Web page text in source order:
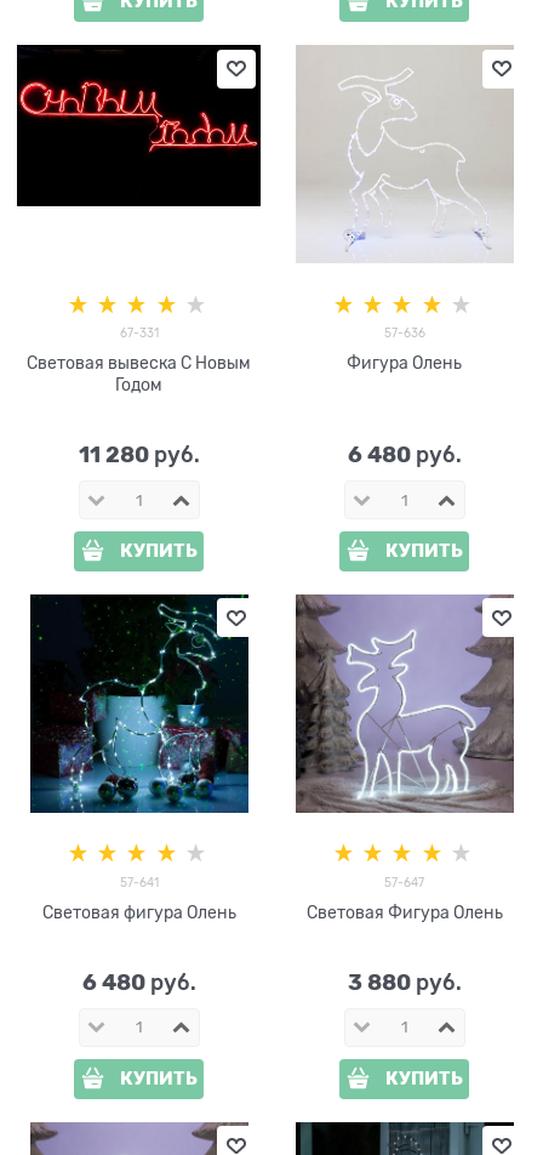
67-331
Световая вывеска С Новым
Годом
11 280 руб.
КУПИТЬ
57-636
Фигура Олень
6 480 руб.
КУПИТЬ
57-641
Световая фигура Олень
6 480 руб.
КУПИТЬ
57-647
Световая Фигура Олень
3 880 руб.
КУПИТЬ